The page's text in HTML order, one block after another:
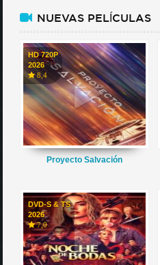
NUEVAS PELÍCULAS
HD 720P
2026
8,4
Proyecto Salvación
DVD-S & TS
2026
7,0